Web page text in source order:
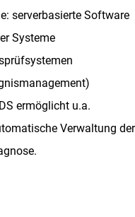
serverbasierte Software
Systeme
ermöglicht u.a.
Verwaltung der